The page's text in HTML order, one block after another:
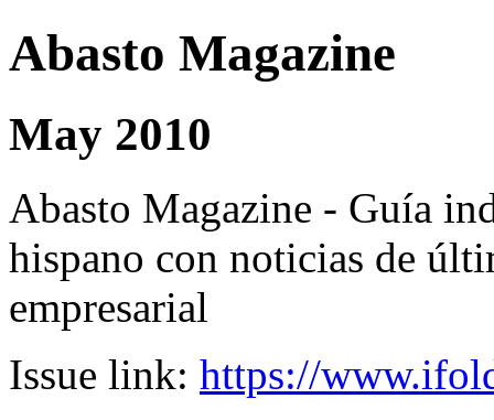
Abasto Magazine
May 2010
Abasto Magazine - Guía
hispano con noticias de
empresarial
Issue link: https://